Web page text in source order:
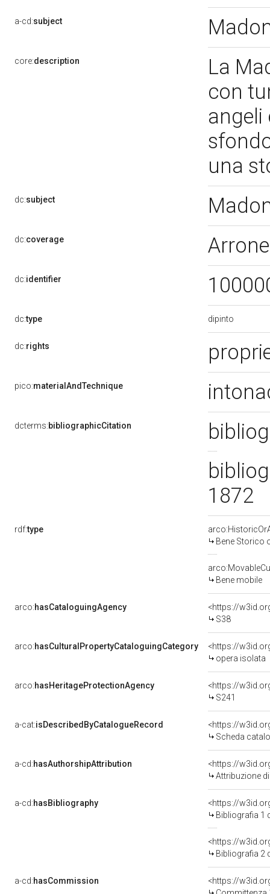
a-cd:subject
core:description
La
con
angeli
una
dc:subject
dc:coverage
dc:identifier
dc:type dipinto
dc:rights
pico:materialAndTechnique
dcterms:bibliographicCitation
1872
rdf:type
Bene Storico
Bene mobile
arco:hasCataloguingAgency
<https://
S38
arco:hasCulturalPropertyCataloguingCategory
<https://
opera isolata
arco:hasHeritageProtectionAgency
<https://
S241
a-cat:isDescribedByCatalogueRecord
<https://
Scheda
a-cd:hasAuthorshipAttribution
Attribuzione
a-cd:hasBibliography
<https://
Bibliografia 1
<https://
Bibliografia 2
a-cd:hasCommission
<https://